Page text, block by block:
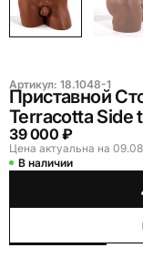
Артикул: 18.1048-1
Приставной
Terracotta Side
39 000 ₽
Цена актуальна на
В наличии